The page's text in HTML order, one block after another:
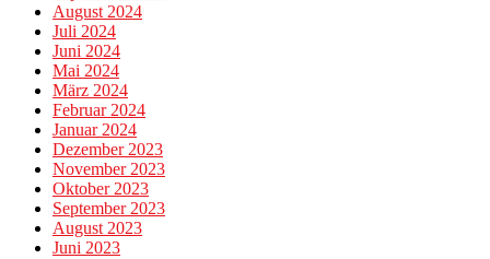
August 2024
Juli 2024
Juni 2024
Mai 2024
März 2024
Februar 2024
Januar 2024
Dezember 2023
November 2023
Oktober 2023
September 2023
August 2023
Juni 2023